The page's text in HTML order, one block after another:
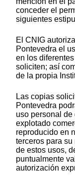
conceder el
siguientes
El CNIG
Pontevedra el
en los
soliciten; así
de la propia
Las copias
Pontevedra
uso personal
explotado
reproducido en
terceros para
de estos usos,
puntualmente
autorización